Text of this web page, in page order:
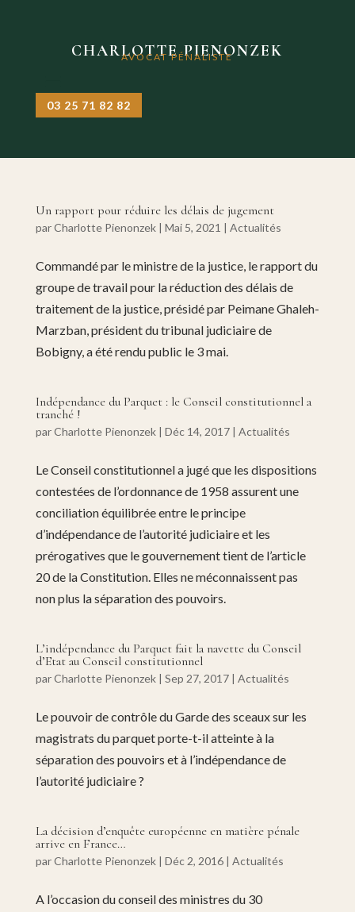
CHARLOTTE PIENONZEK
AVOCAT PÉNALISTE
03 25 71 82 82
Un rapport pour réduire les délais de jugement
parCharlotte Pienonzek| Mai 5, 2021 | Actualités
Commandé par le ministre de la justice, le rapport du
groupe de travail pour la réduction des délais de
traitement de la justice, présidé par Peimane Ghaleh-
Marzban, président du tribunal judiciaire de
Bobigny, a été rendu public le 3 mai.
Indépendance du Parquet : le Conseil constitutionnel a
tranché !
parCharlotte Pienonzek| Déc 14, 2017| Actualités
Le Conseil constitutionnel a jugé que les dispositions
contestées de l’ordonnance de 1958 assurent une
conciliation équilibrée entre le principe
d’indépendance de l’autorité judiciaire et les
prérogatives que le gouvernement tient de l’article
20 de la Constitution. Elles ne méconnaissent pas
non plus la séparation des pouvoirs.
L’indépendance du Parquet fait la navette du Conseil
d’Etat au Conseil constitutionnel
parCharlotte Pienonzek| Sep 27, 2017| Actualités
Le pouvoir de contrôle du Garde des sceaux sur les
magistrats du parquet porte-t-il atteinte à la
séparation des pouvoirs et à l’indépendance de
l’autorité judiciaire ?
La décision d’enquête européenne en matière pénale
arrive en France…
parCharlotte Pienonzek| Déc 2, 2016| Actualités
A l’occasion du conseil des ministres du 30